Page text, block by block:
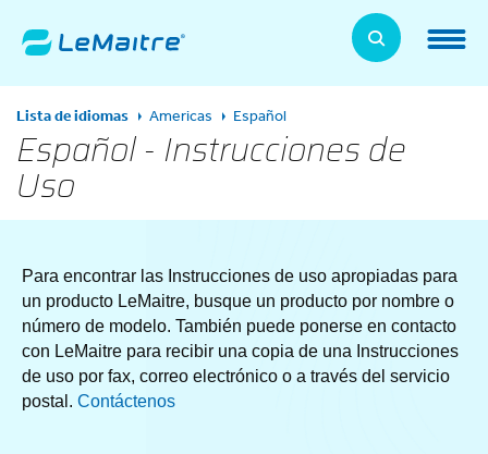
main
content
Products
Patients
News, Training, and Events
Expand
Investor Relations
Expand
Lista de idiomas Americas Español
Español - Instrucciones de
Uso
Para encontrar las Instrucciones de uso apropiadas para
un producto LeMaitre, busque un producto por nombre o
número de modelo. También puede ponerse en contacto
con LeMaitre para recibir una copia de una Instrucciones
de uso por fax, correo electrónico o a través del servicio
postal. Contáctenos